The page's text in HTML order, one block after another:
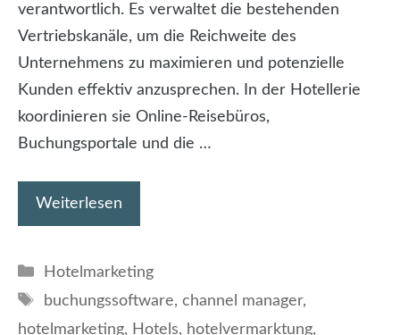
verantwortlich. Es verwaltet die bestehenden
Vertriebskanäle, um die Reichweite des
Unternehmens zu maximieren und potenzielle
Kunden effektiv anzusprechen. In der Hotellerie
koordinieren sie Online-Reisebüros,
Buchungsportale und die …
Weiterlesen
Kategorien
Hotelmarketing
Schlagwörter
buchungssoftware, channel manager,
hotelmarketing, Hotels, hotelvermarktung,